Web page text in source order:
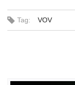
Tag: VOV